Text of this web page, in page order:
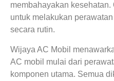
membahayakan
untuk melakukan
secara rutin.
Wijaya AC Mobil
AC mobil mulai dari
komponen utama. Semua